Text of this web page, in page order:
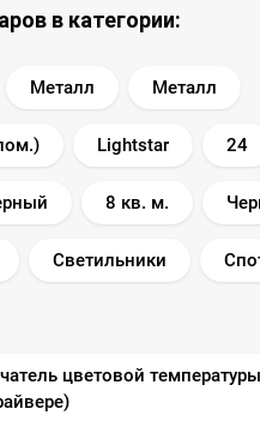
в категории:
Металл Металл
Lightstar 24
8 кв. м.
Светильники
цветовой